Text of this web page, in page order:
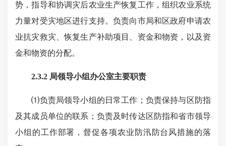
势，指导和协调灾后农业生产恢复工作，组织农业系统
力量对受灾地区进行支持。负责向市局和区政府申请农
业抗灾救灾、恢复生产补助项目、资金和物资，以及资
金和物资的分配。
2.3.2 局领导小组办公室主要职责
⑴负责局领导小组的日常工作；负责保持与区防指
及其成员单位的联系；负责及时传达区防指和省市领导
小组的工作部署，督促各项农业防汛防台风措施的落